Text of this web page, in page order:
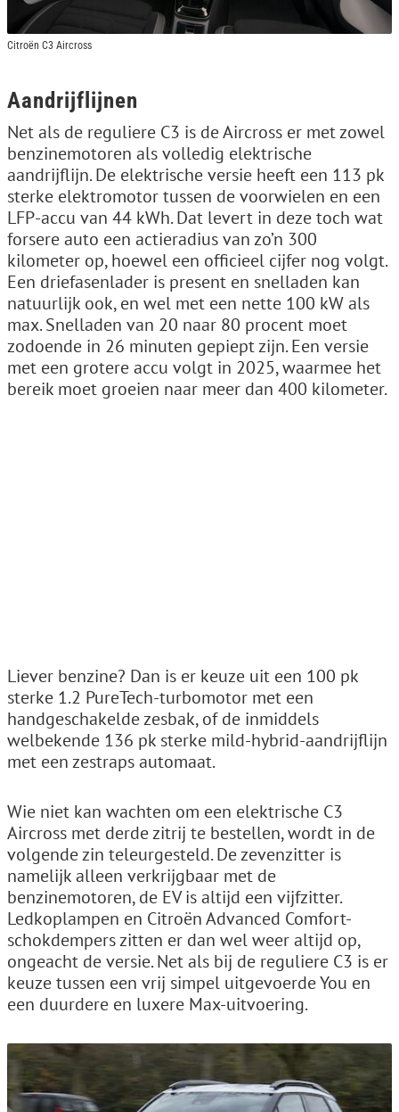
Citroën C3 Aircross
Aandrijflijnen
Net als de reguliere C3 is de Aircross er met zowel
benzinemotoren als volledig elektrische
aandrijflijn. De elektrische versie heeft een 113 pk
sterke elektromotor tussen de voorwielen en een
LFP-accu van 44 kWh. Dat levert in deze toch wat
forsere auto een actieradius van zo’n 300
kilometer op, hoewel een officieel cijfer nog volgt.
Een driefasenlader is present en snelladen kan
natuurlijk ook, en wel met een nette 100 kW als
max. Snelladen van 20 naar 80 procent moet
zodoende in 26 minuten gepiept zijn. Een versie
met een grotere accu volgt in 2025, waarmee het
bereik moet groeien naar meer dan 400 kilometer.
Liever benzine? Dan is er keuze uit een 100 pk
sterke 1.2 PureTech-turbomotor met een
handgeschakelde zesbak, of de inmiddels
welbekende 136 pk sterke mild-hybrid-aandrijflijn
met een zestraps automaat.
Wie niet kan wachten om een elektrische C3
Aircross met derde zitrij te bestellen, wordt in de
volgende zin teleurgesteld. De zevenzitter is
namelijk alleen verkrijgbaar met de
benzinemotoren, de EV is altijd een vijfzitter.
Ledkoplampen en Citroën Advanced Comfort-
schokdempers zitten er dan wel weer altijd op,
ongeacht de versie. Net als bij de reguliere C3 is er
keuze tussen een vrij simpel uitgevoerde You en
een duurdere en luxere Max-uitvoering.